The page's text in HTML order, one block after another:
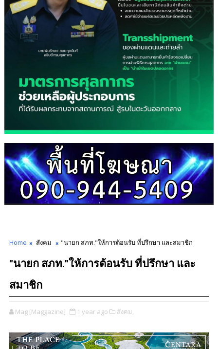
Home สังคม "นายก สภท."ให้การต้อนรับ ที่ปรึกษา และสมาชิก
"นายก สภท."ให้การต้อนรับ ที่ปรึกษา และ
สมาชิก
Mag [Maggazine] 1 year ago สังคม,